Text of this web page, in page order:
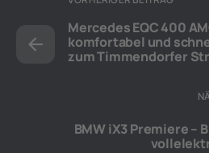
Mercedes EQC 400
komfortabel und
zum Timmendorfer
BMW iX3 Premiere –